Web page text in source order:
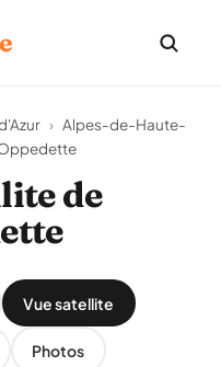
› Alpes-de-Haute-
de
Vue satellite
Photos